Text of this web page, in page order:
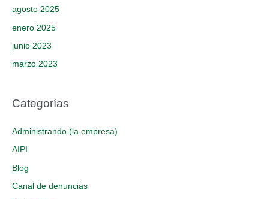
agosto 2025
enero 2025
junio 2023
marzo 2023
Categorías
Administrando (la empresa)
AIPI
Blog
Canal de denuncias